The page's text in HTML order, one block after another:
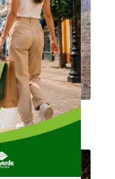
para o prazo